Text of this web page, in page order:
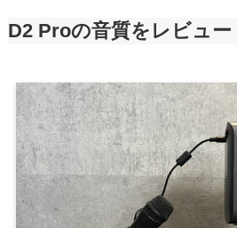
D2 Proの音質をレビュー